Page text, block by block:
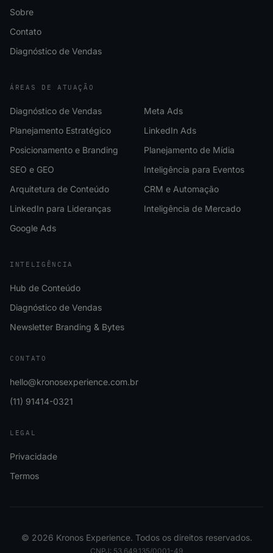
Sobre
Contato
Diagnóstico de Vendas
ÁREAS DE ATUAÇÃO
Diagnóstico de Vendas
Planejamento Estratégico
Posicionamento e Branding
SEO e GEO
Arquitetura de Conteúdo
LinkedIn para Lideranças
Google Ads
Meta Ads
LinkedIn Ads
Planejamento de Mídia
Inteligência para Eventos
CRM e Automação
Inteligência de Mercado
INTELIGÊNCIA
Hub de Conteúdo
Diagnóstico de Vendas
Newsletter Branding & Bytes
CONTATO
hello@kronosexperience.com.br
(11) 91414-0321
LEGAL
Privacidade
Termos
© 2026 Kronos Experience. Todos os direitos reservados.
CNPJ: 53.649.135/0001-49